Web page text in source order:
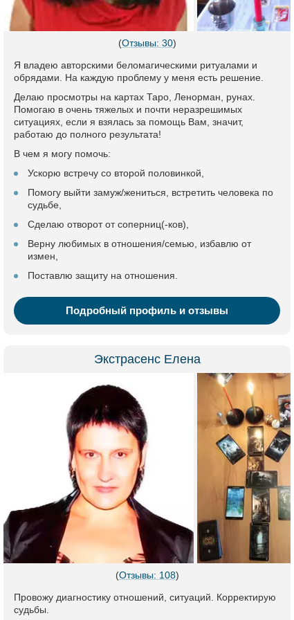
(Отзывы: 30)
Я владею авторскими беломагическими ритуалами и
обрядами. На каждую проблему у меня есть решение.
Делаю просмотры на картах Таро, Ленорман, рунах.
Помогаю в очень тяжелых и почти неразрешимых
ситуациях, если я взялась за помощь Вам, значит,
работаю до полного результата!
В чем я могу помочь:
Ускорю встречу со второй половинкой,
Помогу выйти замуж/жениться, встретить человека по
судьбе,
Сделаю отворот от соперниц(-ков),
Верну любимых в отношения/семью, избавлю от
измен,
Поставлю защиту на отношения.
Подробный профиль и отзывы
Экстрасенс Елена
(Отзывы: 108)
Провожу диагностику отношений, ситуаций. Корректирую
судьбы.